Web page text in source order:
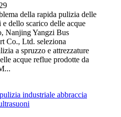
della rapida pulizia delle
e dello scarico delle acque
Nanjing Yangzi Bus
Co., Ltd. seleziona
a spruzzo e attrezzature
acque reflue prodotte da